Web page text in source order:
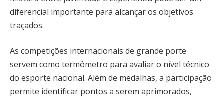
diferencial importante para alcançar os objetivos
traçados.
As competições internacionais de grande porte
servem como termômetro para avaliar o nível técnico
do esporte nacional. Além de medalhas, a participação
permite identificar pontos a serem aprimorados,